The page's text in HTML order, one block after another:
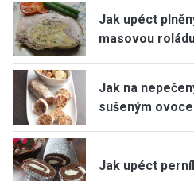
Jak upéct
masovou
Jak na
sušeným
Jak upéct